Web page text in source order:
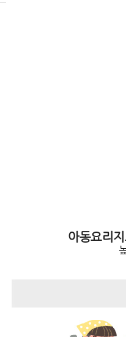
아동요리